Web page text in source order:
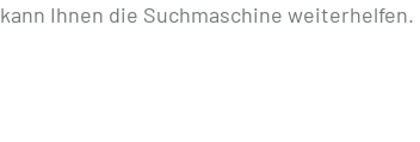
Ihnen die Suchmaschine weiterhelfen.